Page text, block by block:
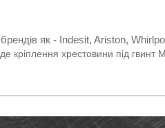
як - Indesit, Ariston,
кріплення хрестовини під гвинт